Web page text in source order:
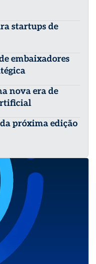
startups de
embaixadores
nova era de
próxima edição